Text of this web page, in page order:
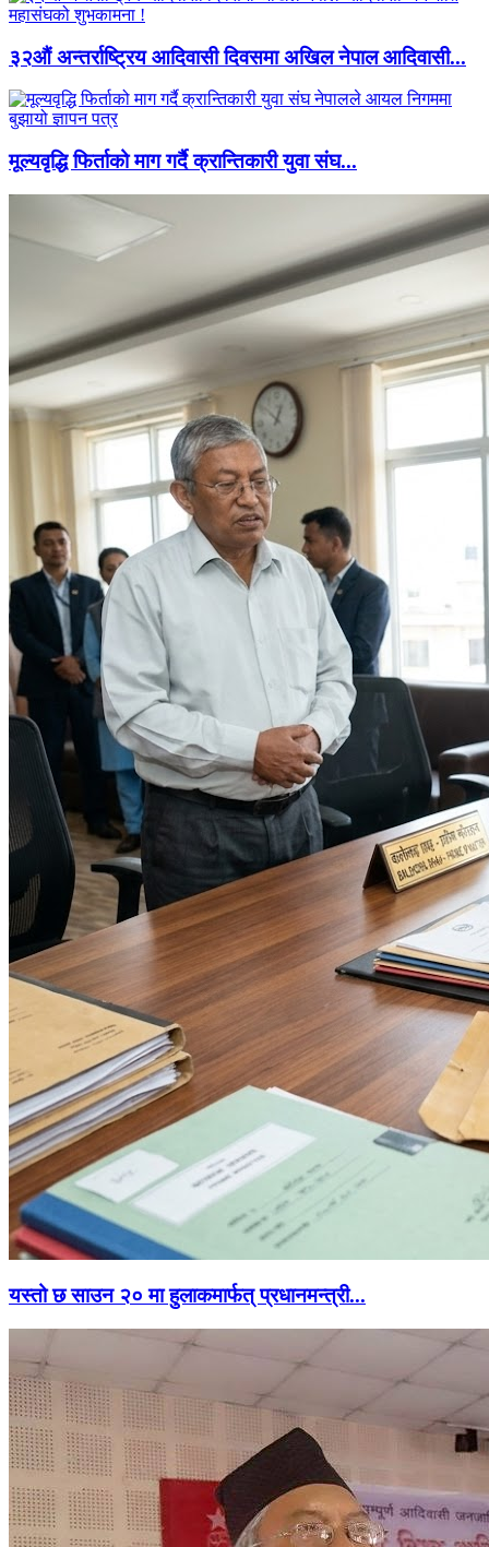
३२औं अन्तर्राष्ट्रिय आदिवासी दिवसमा अखिल नेपाल आदिवासी...
मूल्यवृद्धि फिर्ताको माग गर्दै क्रान्तिकारी युवा संघ...
यस्तो छ साउन २० मा हुलाकमार्फत् प्रधानमन्त्री...